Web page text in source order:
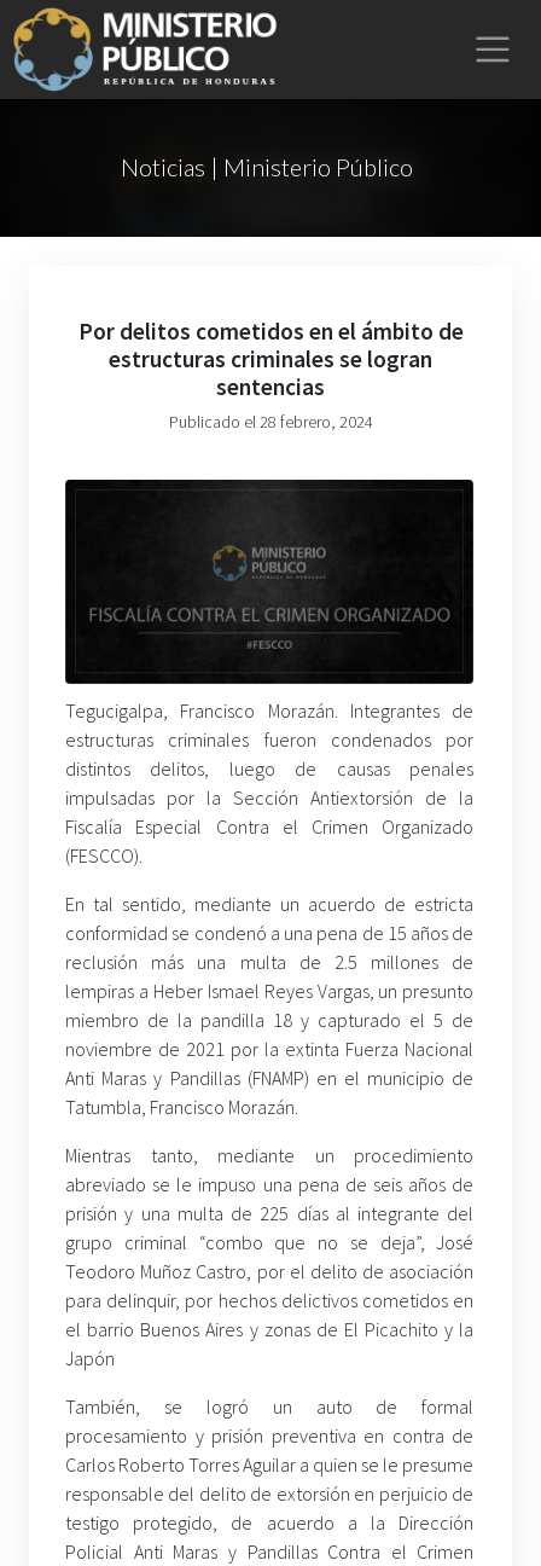
Noticias | Ministerio Público
Por delitos cometidos en el ámbito de
estructuras criminales se logran
sentencias
Publicado el 28 febrero, 2024
Tegucigalpa, Francisco Morazán. Integrantes de
estructuras criminales fueron condenados por
distintos delitos, luego de causas penales
impulsadas por la Sección Antiextorsión de la
Fiscalía Especial Contra el Crimen Organizado
(FESCCO).
En tal sentido, mediante un acuerdo de estricta
conformidad se condenó a una pena de 15 años de
reclusión más una multa de 2.5 millones de
lempiras a Heber Ismael Reyes Vargas, un presunto
miembro de la pandilla 18 y capturado el 5 de
noviembre de 2021 por la extinta Fuerza Nacional
Anti Maras y Pandillas (FNAMP) en el municipio de
Tatumbla, Francisco Morazán.
Mientras tanto, mediante un procedimiento
abreviado se le impuso una pena de seis años de
prisión y una multa de 225 días al integrante del
grupo criminal “combo que no se deja”, José
Teodoro Muñoz Castro, por el delito de asociación
para delinquir, por hechos delictivos cometidos en
el barrio Buenos Aires y zonas de El Picachito y la
Japón
También, se logró un auto de formal
procesamiento y prisión preventiva en contra de
Carlos Roberto Torres Aguilar a quien se le presume
responsable del delito de extorsión en perjuicio de
testigo protegido, de acuerdo a la Dirección
Policial Anti Maras y Pandillas Contra el Crimen